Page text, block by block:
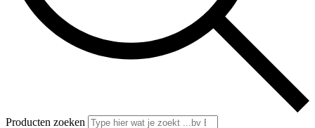
Producten zoeken